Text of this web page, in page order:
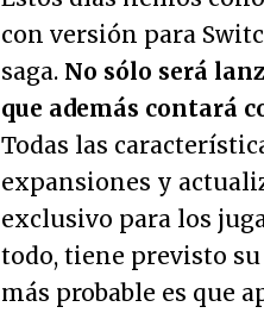
con versión para
saga. No sólo será
que además contará
Todas las
expansiones y
exclusivo para los
todo, tiene previsto
más probable es que